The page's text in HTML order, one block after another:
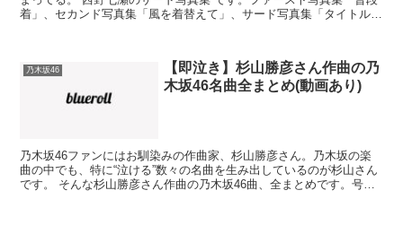
着」、セカンド写真集「風を着替えて」、サード写真集「タイトル未
乃木坂46
【即泣き】杉山勝彦さん作曲の乃
木坂46名曲全まとめ(動画あり)
乃木坂46ファンにはお馴染みの作曲家、杉山勝彦さん。乃木坂の楽
曲の中でも、特に“泣ける”数々の名曲を生み出しているのが杉山さん
です。 そんな杉山勝彦さん作曲の乃木坂46曲、全まとめです。号泣